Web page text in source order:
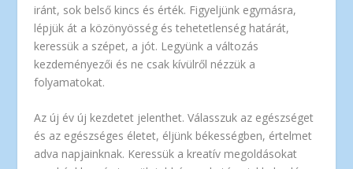
iránt, sok belső kincs és érték. Figyeljünk egymásra,
lépjük át a közönyösség és tehetetlenség határát,
keressük a szépet, a jót. Legyünk a változás
kezdeményezői és ne csak kívülről nézzük a
folyamatokat.
Az új év új kezdetet jelenthet. Válasszuk az egészséget
és az egészséges életet, éljünk békességben, értelmet
adva napjainknak. Keressük a kreatív megoldásokat